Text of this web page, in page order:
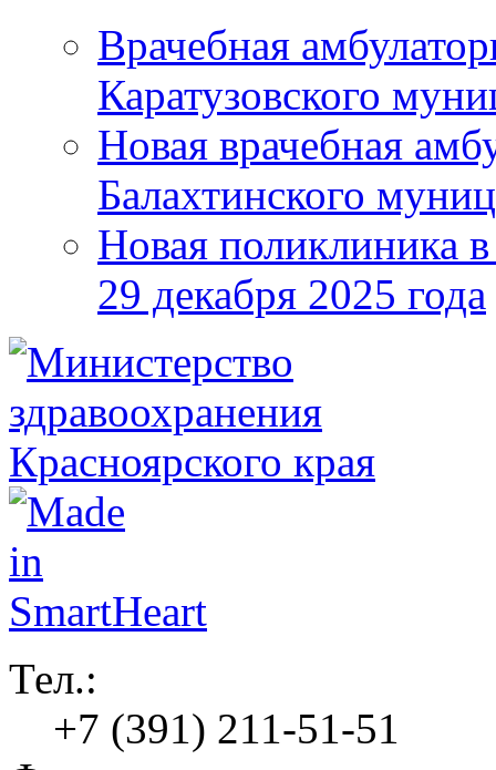
Врачебная
Каратузовского
Новая врачебная
Балахтинского
Новая поликлиника
29 декабря 2025 года
Тел.:
+7 (391) 211-51-51